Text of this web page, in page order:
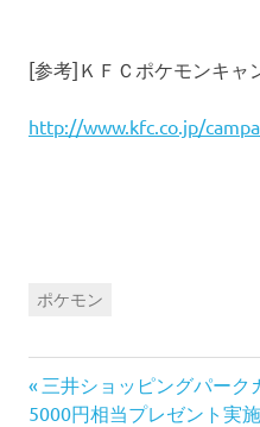
[参考]ＫＦＣポケモンキャ
http://www.kfc.co.jp/
ポケモン
投
前
の
三井ショッピングパーク
5000円相当プレゼント実施